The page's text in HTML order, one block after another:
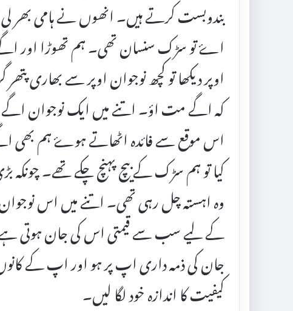
بندوبست کرتے ہیں۔ انھوں نے ہامی
اۓ تو سڑک سنسان تھی۔ ہم تھوڑا اور
اوپر دیکھا تو کچھ نوجوان اوپر سے بھاری
کہ اگے مت اؤ۔ اتنے میں ایک نوجوان اگے
اس موقع سے فائدہ اٹھاتے ہوۓ ہم
کیا تو ہم سڑک کے بیچ پہنچ چکے تھے۔
وہ اہستہ چل رہی تھی۔ اتنے میں اس
کے لیے سب سے قیمتی اس کی جان ہوتی ہے
جان کی ذمہ داری اپ پر ہو اور اپ کے
کیفیت کا اندازہ خود لگا لیں۔